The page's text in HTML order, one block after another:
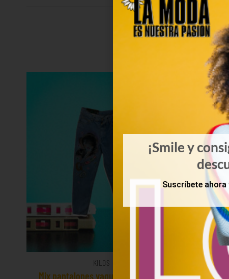
KILOS
Mix pantalones vaqueros talle alto
Mix
¡Smile y
Suscríbete